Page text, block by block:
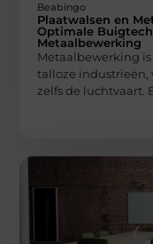
Beabingo
Plaatwalsen en
Optimale
Metaalbewerking
Metaalbewerking
talloze industrieën,
zelfs de luchtvaart.